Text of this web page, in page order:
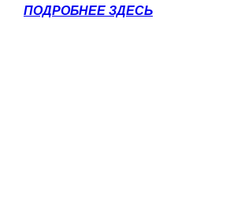
ПОДРОБНЕЕ ЗДЕСЬ